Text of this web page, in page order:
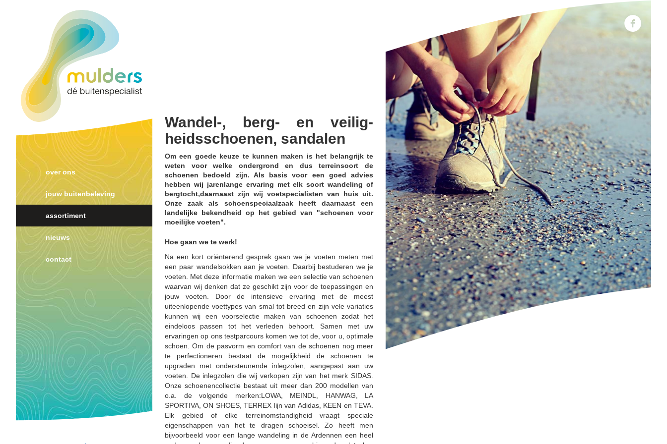
over ons
jouw buitenbeleving
assortiment
nieuws
contact
Wandel-, berg- en veilig-
heidsschoenen, sandalen
Om een goede keuze te kunnen maken is het belangrijk te
weten voor welke ondergrond en dus terreinsoort de
schoenen bedoeld zijn. Als basis voor een goed advies
hebben wij jarenlange ervaring met elk soort wandeling of
bergtocht,daarnaast zijn wij voetspecialisten van huis uit.
Onze zaak als schoenspeciaalzaak heeft daarnaast een
landelijke bekendheid op het gebied van "schoenen voor
moeilijke voeten".
Hoe gaan we te werk!
Na een kort oriënterend gesprek gaan we je voeten meten met
een paar wandelsokken aan je voeten. Daarbij bestuderen we je
voeten. Met deze informatie maken we een selectie van schoenen
waarvan wij denken dat ze geschikt zijn voor de toepassingen en
jouw voeten. Door de intensieve ervaring met de meest
uiteenlopende voettypes van smal tot breed en zijn vele variaties
kunnen wij een voorselectie maken van schoenen zodat het
eindeloos passen tot het verleden behoort. Samen met uw
ervaringen op ons testparcours komen we tot de, voor u, optimale
schoen. Om de pasvorm en comfort van de schoenen nog meer
te perfectioneren bestaat de mogelijkheid de schoenen te
upgraden met ondersteunende inlegzolen, aangepast aan uw
voeten. De inlegzolen die wij verkopen zijn van het merk SIDAS.
Onze schoenencollectie bestaat uit meer dan 200 modellen van
o.a. de volgende merken:LOWA, MEINDL, HANWAG, LA
SPORTIVA, ON SHOES, TERREX lijn van Adidas, KEEN en TEVA.
Elk gebied of elke terreinomstandigheid vraagt speciale
eigenschappen van het te dragen schoeisel. Zo heeft men
bijvoorbeeld voor een lange wandeling in de Ardennen een heel